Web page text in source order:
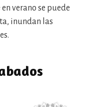
verano se puede
inundan las